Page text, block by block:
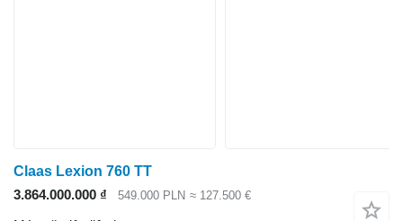
Claas Lexion 760 TT
3.864.000.000 ₫
549.000 PLN ≈ 127.500 €